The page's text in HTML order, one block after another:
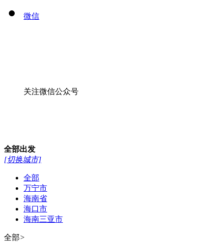
微信
关注微信公众号
全部出发
[切换城市]
全部
万宁市
海南省
海口市
海南三亚市
全部>